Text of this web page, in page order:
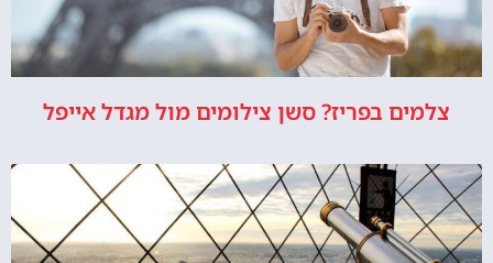
צלמים בפריז? סשן צילומים מול מגדל אייפל